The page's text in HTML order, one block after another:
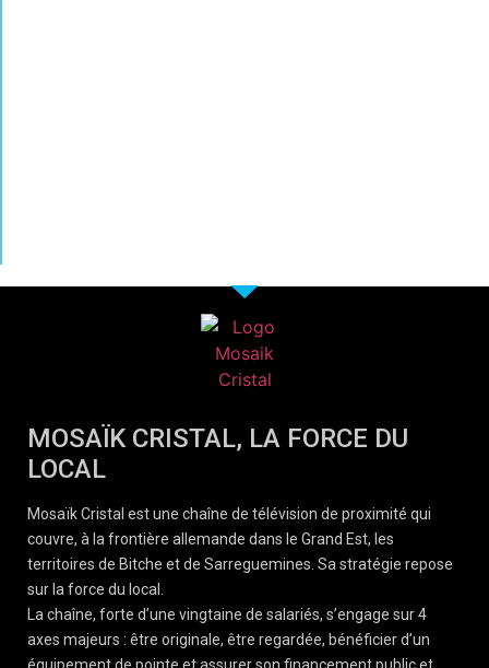
MOSAÏK CRISTAL, LA FORCE DU
LOCAL
Mosaïk Cristal est une chaîne de télévision de proximité qui
couvre, à la frontière allemande dans le Grand Est, les
territoires de Bitche et de Sarreguemines. Sa stratégie repose
sur la force du local.
La chaîne, forte d’une vingtaine de salariés, s’engage sur 4
axes majeurs : être originale, être regardée, bénéficier d’un